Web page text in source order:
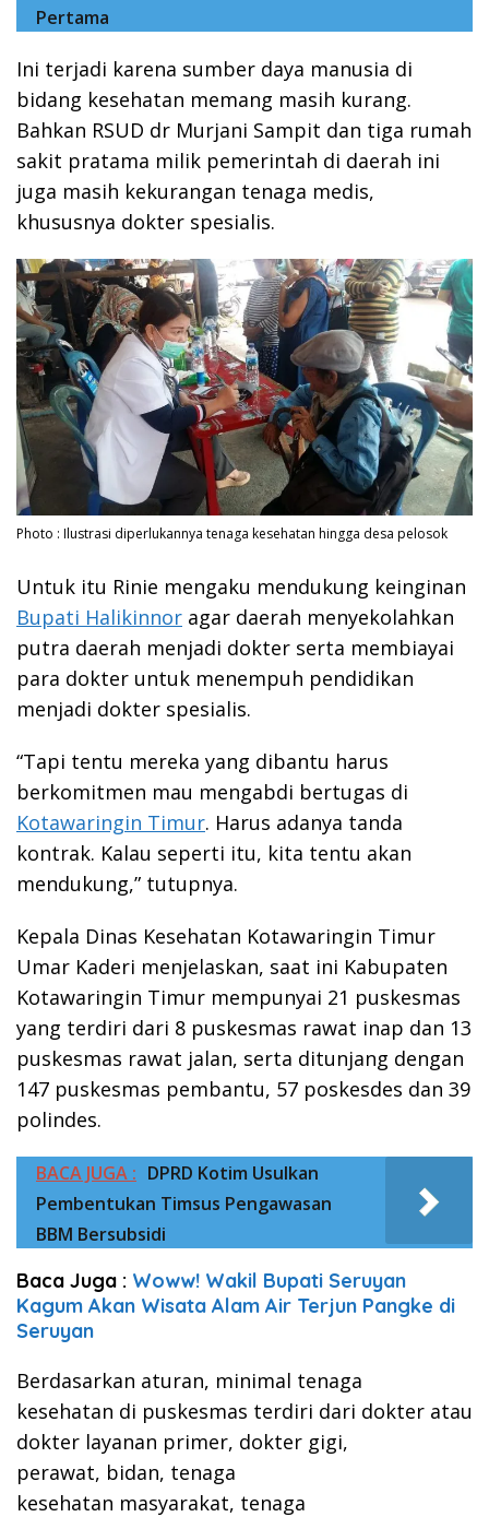
Pertama
Ini terjadi karena sumber daya manusia di
bidang kesehatan memang masih kurang.
Bahkan RSUD dr Murjani Sampit dan tiga rumah
sakit pratama milik pemerintah di daerah ini
juga masih kekurangan tenaga medis,
khususnya dokter spesialis.
Photo : Ilustrasi diperlukannya tenaga kesehatan hingga desa pelosok
Untuk itu Rinie mengaku mendukung keinginan
Bupati Halikinnor agar daerah menyekolahkan
putra daerah menjadi dokter serta membiayai
para dokter untuk menempuh pendidikan
menjadi dokter spesialis.
“Tapi tentu mereka yang dibantu harus
berkomitmen mau mengabdi bertugas di
Kotawaringin Timur. Harus adanya tanda
kontrak. Kalau seperti itu, kita tentu akan
mendukung,” tutupnya.
Kepala Dinas Kesehatan Kotawaringin Timur
Umar Kaderi menjelaskan, saat ini Kabupaten
Kotawaringin Timur mempunyai 21 puskesmas
yang terdiri dari 8 puskesmas rawat inap dan 13
puskesmas rawat jalan, serta ditunjang dengan
147 puskesmas pembantu, 57 poskesdes dan 39
polindes.
BACA JUGA : DPRD Kotim Usulkan
Pembentukan Timsus Pengawasan
BBM Bersubsidi
Baca Juga : Woww! Wakil Bupati Seruyan
Kagum Akan Wisata Alam Air Terjun Pangke di
Seruyan
Berdasarkan aturan, minimal tenaga
kesehatan di puskesmas terdiri dari dokter atau
dokter layanan primer, dokter gigi,
perawat, bidan, tenaga
kesehatan masyarakat, tenaga